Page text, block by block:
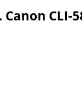
CLI-